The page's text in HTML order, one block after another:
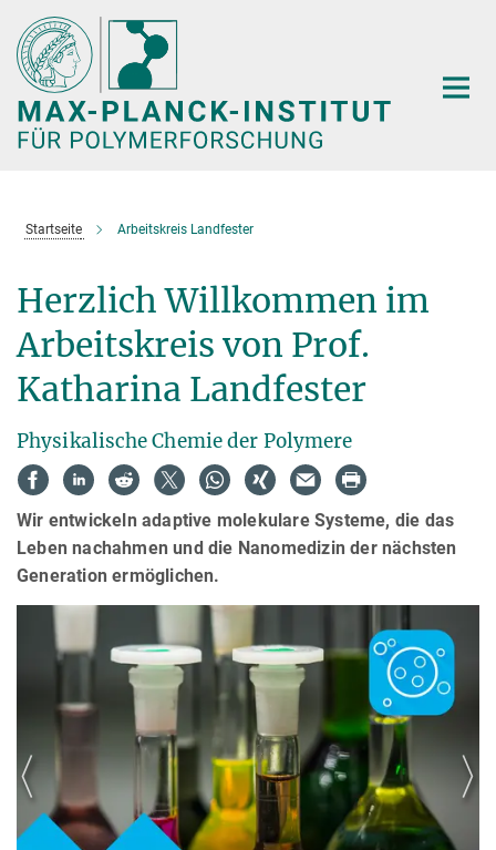
Hauptinhalt
Startseite Arbeitskreis Landfester
Herzlich Willkommen im
Arbeitskreis von Prof.
Katharina Landfester
Physikalische Chemie der Polymere
Wir entwickeln adaptive molekulare Systeme, die das
Leben nachahmen und die Nanomedizin der nächsten
Generation ermöglichen.